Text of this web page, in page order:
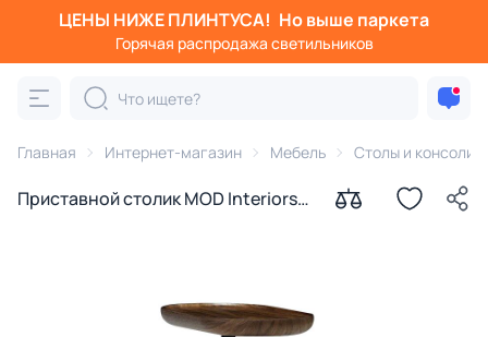
ЦЕНЫ НИЖЕ ПЛИНТУСА! Но выше паркета
Горячая распродажа светильников
Главная Интернет-магазин Мебель Столы и консоли
Приставной столик MOD Interiors